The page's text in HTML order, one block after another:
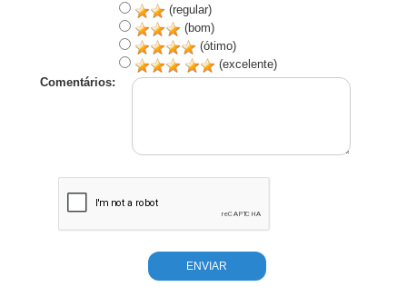
(regular)
(bom)
(ótimo)
(excelente)
Comentários: